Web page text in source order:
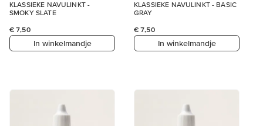
KLASSIEKE NAVULINKT -
SMOKY SLATE
€ 7,50
In winkelmandje
KLASSIEKE NAVULINKT - BASIC
GRAY
€ 7,50
In winkelmandje